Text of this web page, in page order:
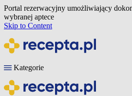
Portal rezerwacyjny umożliwiający
wybranej aptece
Skip to Content
Kategorie